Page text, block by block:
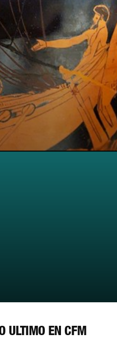
ÚLTIMO EN CFM